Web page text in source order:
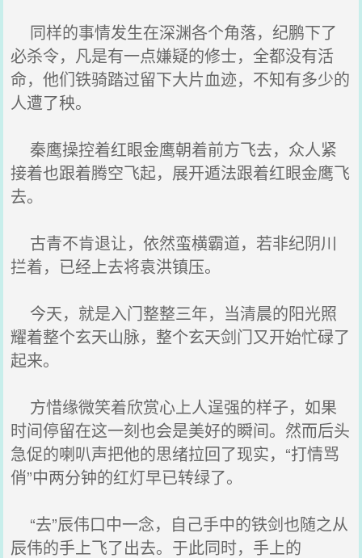
同样的事情发生在深渊各个角落，纪鹏下了
必杀令，凡是有一点嫌疑的修士，全都没有活
命，他们铁骑踏过留下大片血迹，不知有多少的
人遭了秧。
秦鹰操控着红眼金鹰朝着前方飞去，众人紧
接着也跟着腾空飞起，展开遁法跟着红眼金鹰飞
去。
古青不肯退让，依然蛮横霸道，若非纪阴川
拦着，已经上去将袁洪镇压。
今天，就是入门整整三年，当清晨的阳光照
耀着整个玄天山脉，整个玄天剑门又开始忙碌了
起来。
方惜缘微笑着欣赏心上人逞强的样子，如果
时间停留在这一刻也会是美好的瞬间。然而后头
急促的喇叭声把他的思绪拉回了现实，“打情骂
俏”中两分钟的红灯早已转绿了。
“去”辰伟口中一念，自己手中的铁剑也随之从
辰伟的手上飞了出去。于此同时，手上的